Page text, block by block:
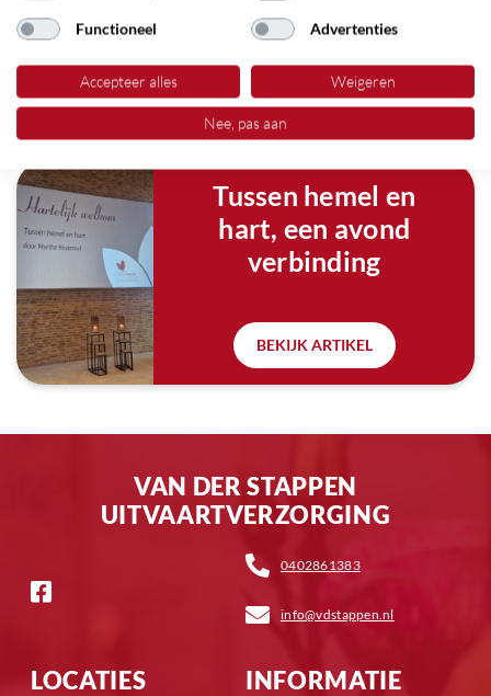
Tussen hemel en
hart, een avond
verbinding
BEKIJK ARTIKEL
VAN DER STAPPEN
UITVAARTVERZORGING
0402861383
info@vdstappen.nl
LOCATIES INFORMATIE
Functioneel Advertenties
Accepteer alles Weigeren
Nee, pas aan